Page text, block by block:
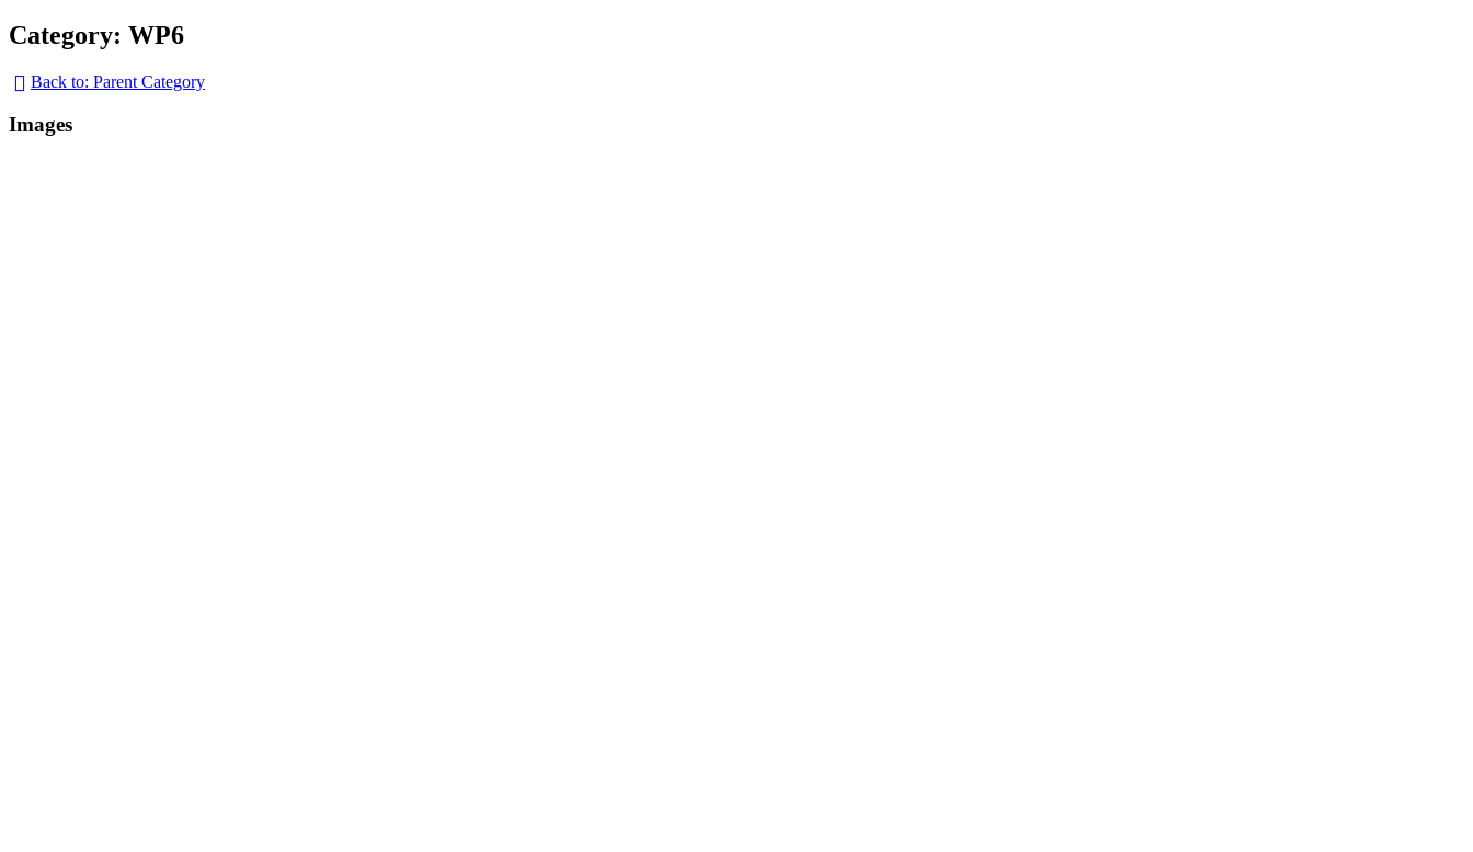
Category: WP6
Back to: Parent Category
Images